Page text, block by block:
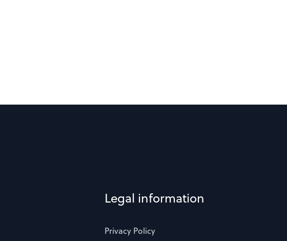
Legal information
Privacy Policy